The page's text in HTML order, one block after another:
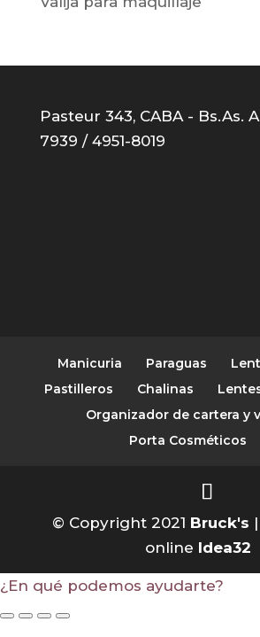
Pasteur 343, CABA - Bs.As.
7939 / 4951-8019
Manicuria Paraguas
Pastilleros
Chalinas
Organizador de cartera y
Porta Cosméticos
© Copyright 2021 Bruck's
online Idea32
¿En qué podemos ayudarte?